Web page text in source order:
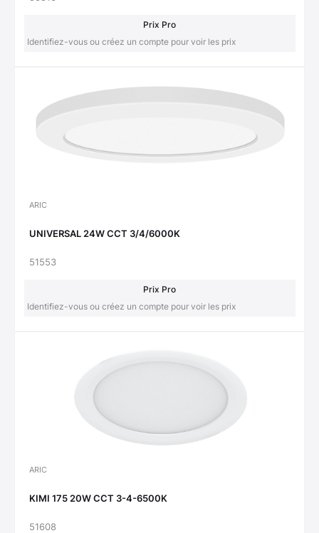
Prix Pro
Identifiez-vous ou créez un compte pour voir les prix
ARIC
UNIVERSAL 24W CCT 3/4/6000K
51553
Prix Pro
Identifiez-vous ou créez un compte pour voir les prix
ARIC
KIMI 175 20W CCT 3-4-6500K
51608